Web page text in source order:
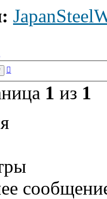
Поиск
1 из 1